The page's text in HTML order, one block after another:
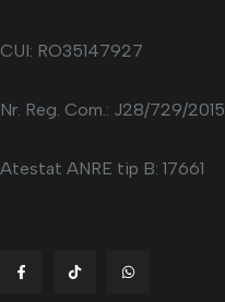
CUI: RO35147927
Nr. Reg. Com.: J28/729/2015
Atestat ANRE tip B: 17661